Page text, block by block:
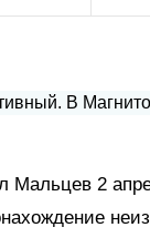
Мальцев 2